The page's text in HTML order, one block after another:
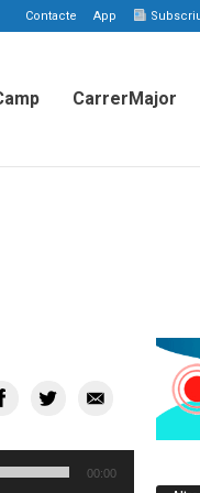
Contacte App
CarrerMajor
00:00